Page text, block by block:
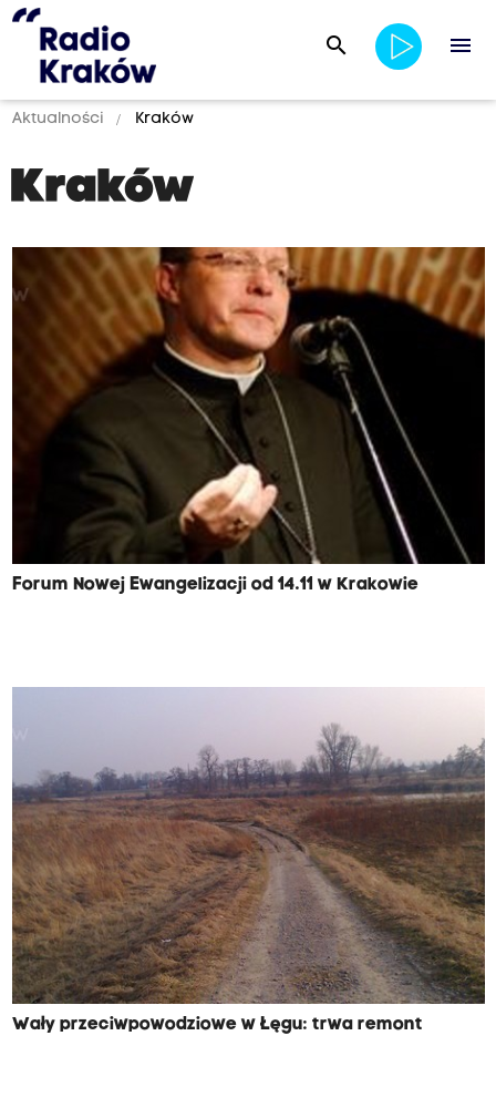
search menu
Aktualności Kraków
Kraków
Forum Nowej Ewangelizacji od 14.11 w Krakowie
Wały przeciwpowodziowe w Łęgu: trwa remont